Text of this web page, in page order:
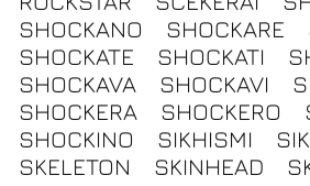
SHOCKANO
SHOCKARE
SHOCKATE
SHOCKATI
SHOCKAVA
SHOCKAVI
SHOCKERA
SHOCKERO
SHOCKINO
SIKHISMI
SKELETON
SKINHEAD